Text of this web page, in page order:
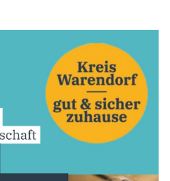
UND GESUNDHEIT